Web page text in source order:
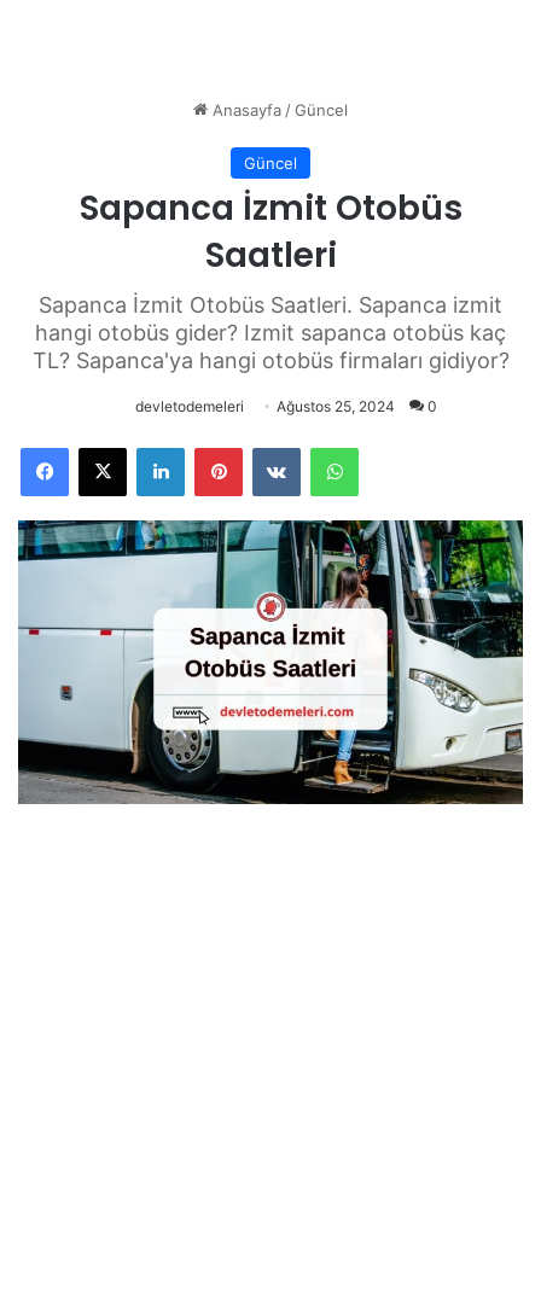
Anasayfa/Güncel
Güncel
Sapanca İzmit Otobüs
Saatleri
Sapanca İzmit Otobüs Saatleri. Sapanca izmit
hangi otobüs gider? Izmit sapanca otobüs kaç
TL? Sapanca'ya hangi otobüs firmaları gidiyor?
devletodemeleri Ağustos 25, 2024 0